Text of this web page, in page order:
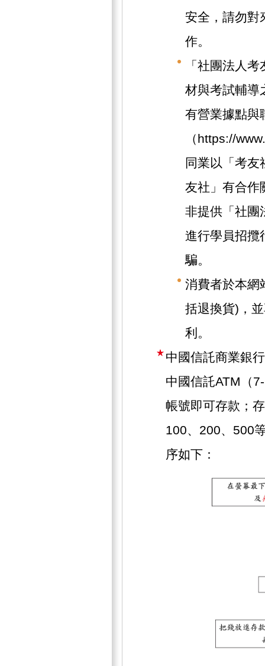
安全，請勿對
作。
「社團法人
材與考試輔導
有營業據點與
（https://
同業以「考友
友社」有合作
非提供「社團
進行學員招攬
騙。
消費者於本網
括退換貨)，
利。
中國信託商業銀
中國信託ATM（
帳號即可存款；
100、200、500
序如下：